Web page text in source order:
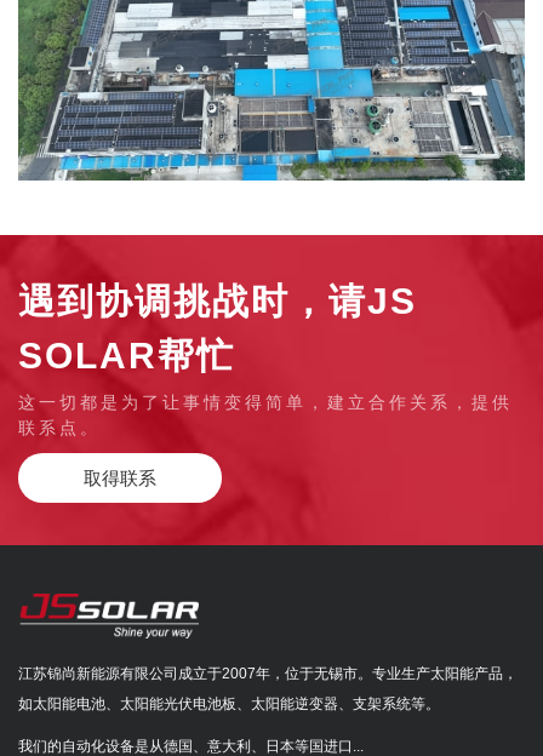
遇到协调挑战时，请JS
SOLAR帮忙
这一切都是为了让事情变得简单，建立合作关系，提供
联系点。
取得联系
江苏锦尚新能源有限公司成立于2007年，位于无锡市。专业生产太阳能产品，
如太阳能电池、太阳能光伏电池板、太阳能逆变器、支架系统等。
我们的自动化设备是从德国、意大利、日本等国进口...